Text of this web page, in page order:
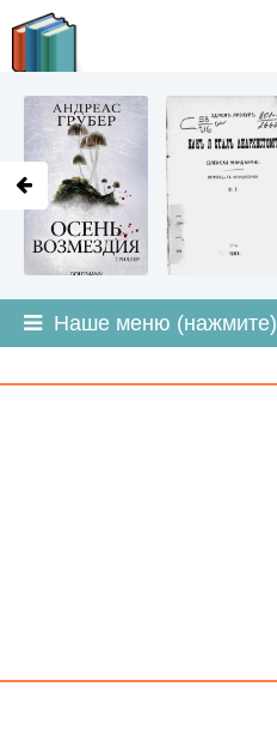
Наше меню (нажмите)
LITMIR.ORG